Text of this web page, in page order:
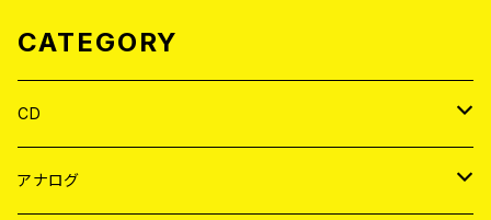
CATEGORY
CD
JAPAN
アナログ